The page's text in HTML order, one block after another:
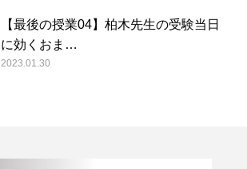
【最後の授業04】柏木先生の受験当日
に効くおま…
2023.01.30